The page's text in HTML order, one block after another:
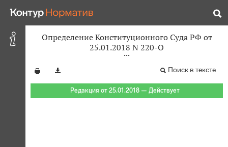
Определение Конституционного Суда РФ от
25.01.2018 N 220-О
Поиск в тексте
Редакция от 25.01.2018 — Действует